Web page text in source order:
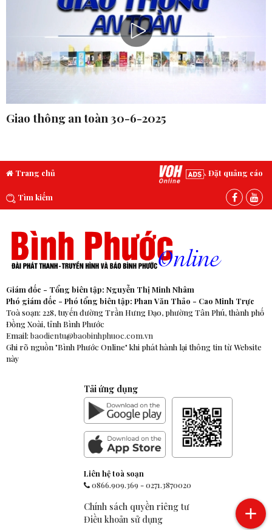
Giao thông an toàn 30-6-2025
Trang chủ Đặt quảng cáo
Tìm kiếm
Giám đốc - Tổng biên tập: Nguyễn Thị Minh Nhâm
Phó giám đốc - Phó tổng biên tập: Phan Văn Thảo - Cao Minh Trực
Toà soạn: 228, tuyến đường Trần Hưng Đạo, phường Tân Phú, thành phố
Đồng Xoài, tỉnh Bình Phước
Email: baodientu@baobinhphuoc.com.vn
Ghi rõ nguồn "Bình Phước Online" khi phát hành lại thông tin từ Website
này
Tải ứng dụng
Liên hệ toà soạn
0866.909.369-0271.3870020
Chính sách quyền riêng tư
Điều khoản sử dụng